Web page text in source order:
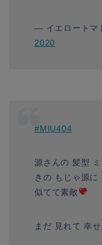
— イエロートマ
2020
#MIU404
源さんの 髪型
きの もじゃ源に
似てて素敵
まだ 見れて 幸